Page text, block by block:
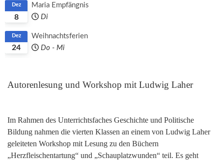
8
Dez
Maria Empfängnis
Di
24
Dez
Weihnachtsferien
Do - Mi
Autorenlesung und Workshop mit Ludwig Laher
Im Rahmen des Unterrichtsfaches Geschichte und Politische
Bildung nahmen die vierten Klassen an einem von Ludwig Laher
geleiteten Workshop mit Lesung zu den Büchern
„Herzfleischentartung“ und „Schauplatzwunden“ teil. Es geht